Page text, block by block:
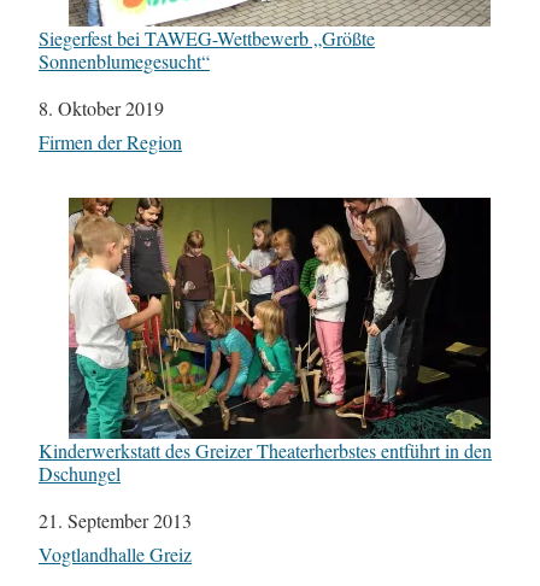
Siegerfest bei TAWEG-Wettbewerb „Größte
Sonnenblumegesucht“
Datum
8. Oktober 2019
In Bezug auf
Firmen der Region
Kinderwerkstatt des Greizer Theaterherbstes entführt in den
Dschungel
Datum
21. September 2013
In Bezug auf
Vogtlandhalle Greiz